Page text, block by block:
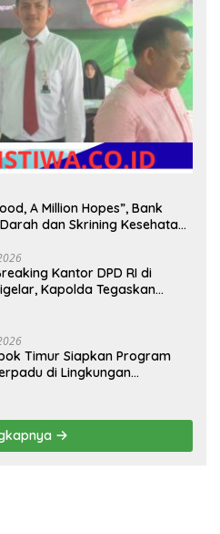
A Million Hopes”, Bank
dan Skrining Kesehatan
Kantor DPD RI di
Kapolda Tegaskan
Timur Siapkan Program
di Lingkungan